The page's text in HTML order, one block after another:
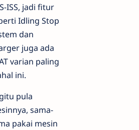
ISS, jadi fitur
Idling Stop
dan
juga ada
varian paling
ini.
pula
sama-
pakai mesin